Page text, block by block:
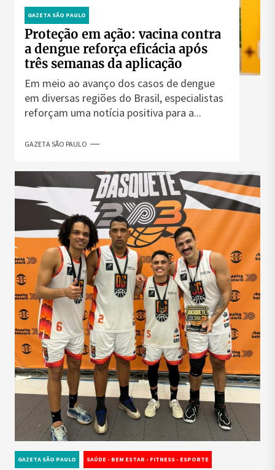
GAZETA SÃO PAULO
Proteção em ação: vacina contra
a dengue reforça eficácia após
três semanas da aplicação
Em meio ao avanço dos casos de dengue
em diversas regiões do Brasil, especialistas
reforçam uma notícia positiva para a...
GAZETA SÃO PAULO
GAZETA SÃO PAULO SAÚDE - BEM ESTAR - FITNESS - ESPORTE